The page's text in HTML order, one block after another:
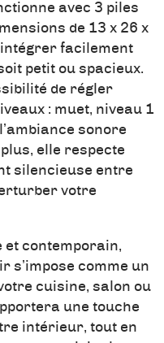
avec 3 piles
de 13 x 26 x
facilement
petit ou spacieux.
de régler
: muet, niveau 1
sonore
elle respecte
silencieuse entre
votre
et contemporain,
s’impose comme un
cuisine, salon ou
une touche
intérieur, tout en